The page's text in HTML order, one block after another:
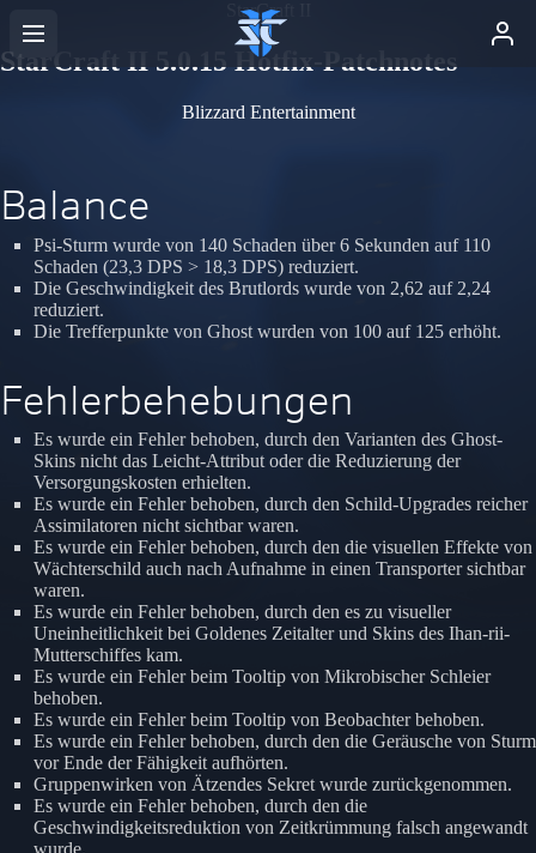
StarCraft II
StarCraft II 5.0.15 Hotfix-Patchnotes
Blizzard Entertainment
Balance
Psi-Sturm wurde von 140 Schaden über 6 Sekunden auf 110
Schaden (23,3 DPS > 18,3 DPS) reduziert.
Die Geschwindigkeit des Brutlords wurde von 2,62 auf 2,24
reduziert.
Die Trefferpunkte von Ghost wurden von 100 auf 125 erhöht.
Fehlerbehebungen
Es wurde ein Fehler behoben, durch den Varianten des Ghost-
Skins nicht das Leicht-Attribut oder die Reduzierung der
Versorgungskosten erhielten.
Es wurde ein Fehler behoben, durch den Schild-Upgrades reicher
Assimilatoren nicht sichtbar waren.
Es wurde ein Fehler behoben, durch den die visuellen Effekte von
Wächterschild auch nach Aufnahme in einen Transporter sichtbar
waren.
Es wurde ein Fehler behoben, durch den es zu visueller
Uneinheitlichkeit bei Goldenes Zeitalter und Skins des Ihan-rii-
Mutterschiffes kam.
Es wurde ein Fehler beim Tooltip von Mikrobischer Schleier
behoben.
Es wurde ein Fehler beim Tooltip von Beobachter behoben.
Es wurde ein Fehler behoben, durch den die Geräusche von Sturm
vor Ende der Fähigkeit aufhörten.
Gruppenwirken von Ätzendes Sekret wurde zurückgenommen.
Es wurde ein Fehler behoben, durch den die
Geschwindigkeitsreduktion von Zeitkrümmung falsch angewandt